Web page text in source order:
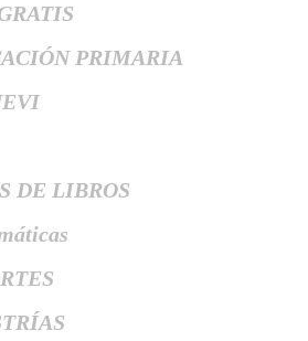
PRIMARIA
DE LIBROS